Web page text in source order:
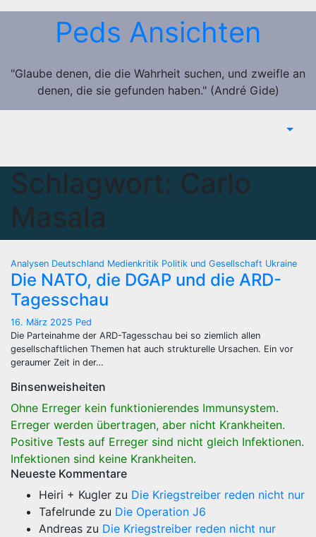
Zum
Peds Ansichten
"Glaube denen, die die Wahrheit suchen, und zweifle an
denen, die sie gefunden haben." (André Gide)
Schlagwort: Carlo
Masala
Analysen Deutschland Medienkritik Politik und Gesellschaft Ukraine
Die NATO, die DGAP und die ARD-
Tagesschau
16. März 2025 Ped
Die Parteinahme der ARD-Tagesschau bei so ziemlich allen
gesellschaftlichen Themen hat auch strukturelle Ursachen. Ein vor
geraumer Zeit in der…
Binsenweisheiten
Ohne Erreger kein funktionierendes Immunsystem.
Erreger werden übertragen, aber nicht Krankheiten.
Positive Tests auf Erreger sind nicht gleich Infektionen.
Infektionen sind keine Krankheiten.
Neueste Kommentare
Heiri + Kugler zu Die Kriegstreiber reden nicht nur
Tafelrunde zu Die Operation J6
Andreas zu Die Kriegstreiber reden nicht nur